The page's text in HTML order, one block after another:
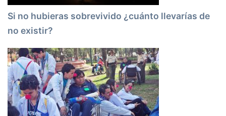
Si no hubieras sobrevivido ¿cuánto llevarías de
no existir?